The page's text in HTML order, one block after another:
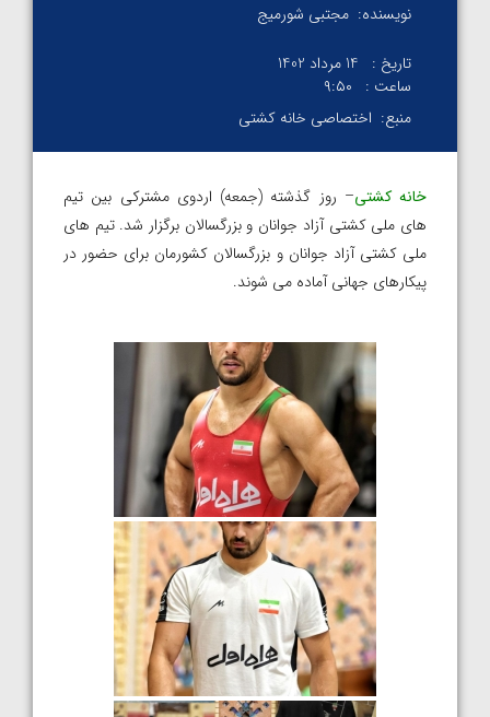
نویسنده: مجتبی شورمیج
تاریخ :
14 مرداد 1402
ساعت :
۹:۵۰
منبع: اختصاصی خانه کشتی
خانه کشتی– روز گذشته (جمعه) اردوی مشترکی بین تیم
های ملی کشتی آزاد جوانان و بزرگسالان برگزار شد. تیم های
ملی کشتی آزاد جوانان و بزرگسالان کشورمان برای حضور در
پیکارهای جهانی آماده می شوند.